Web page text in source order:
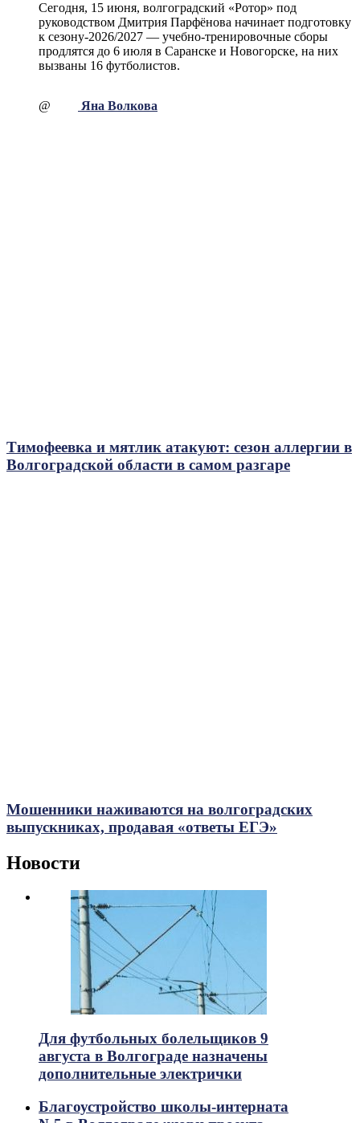
Сегодня, 15 июня, волгоградский «Ротор» под
руководством Дмитрия Парфёнова начинает подготовку
к сезону-2026/2027 — учебно-тренировочные сборы
продлятся до 6 июля в Саранске и Новогорске, на них
вызваны 16 футболистов.
@ Яна Волкова
Тимофеевка и мятлик атакуют: сезон аллергии в
Волгоградской области в самом разгаре
Мошенники наживаются на волгоградских
выпускниках, продавая «ответы ЕГЭ»
Новости
Для футбольных болельщиков 9
августа в Волгограде назначены
дополнительные электрички
Благоустройство школы-интерната